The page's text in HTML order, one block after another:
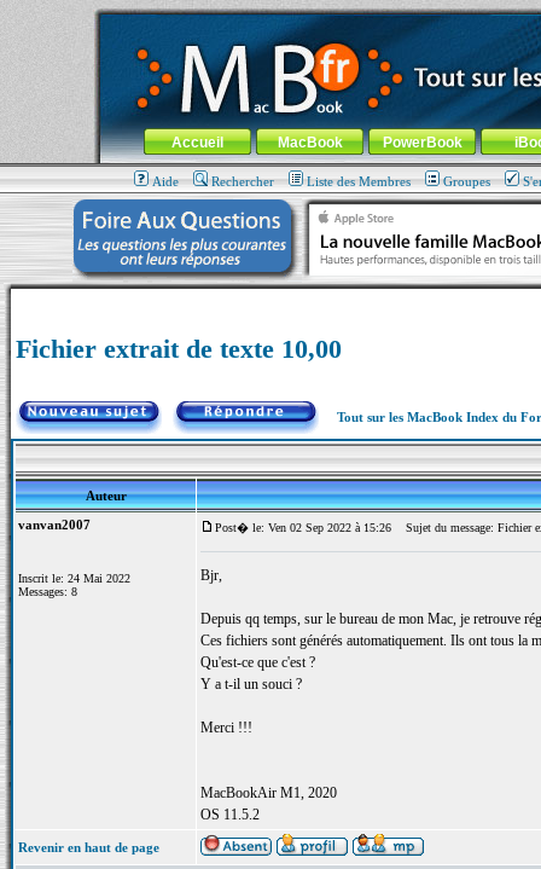
MacBook-fr.com : 100% Apple... 100% nomade !
Aller au contenu-Aller au menu général-Aller au menu de
Menu général
Accueil MacBook PowerBook
Aide Rechercher Liste des Membres Groupes
Fichier extrait de texte 10,00
Tout sur les MacBook Index du
Auteur
vanvan2007
Inscrit le: 24 Mai 2022
Messages: 8
Post� le: Ven 02 Sep 2022 à 15:26 Sujet du message: Fichier
Bjr,
Depuis qq temps, sur le bureau de mon Mac, je retrouve
Ces fichiers sont générés automatiquement. Ils ont tous la
Qu'est-ce que c'est ?
Y a t-il un souci ?
Merci !!!
MacBookAir M1, 2020
OS 11.5.2
Revenir en haut de page